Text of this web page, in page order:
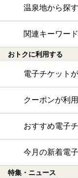
温泉地から探す
関連キーワー
おトクに利用する
電子チケット
クーポンが利
おすすめ電子
今月の新着電
特集・ニュース